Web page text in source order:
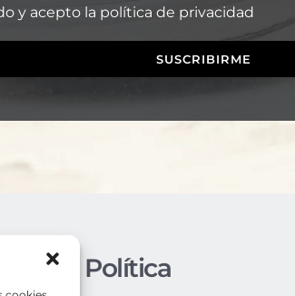
y acepto la política de privacidad
SUSCRIBIRME
Política
Legal